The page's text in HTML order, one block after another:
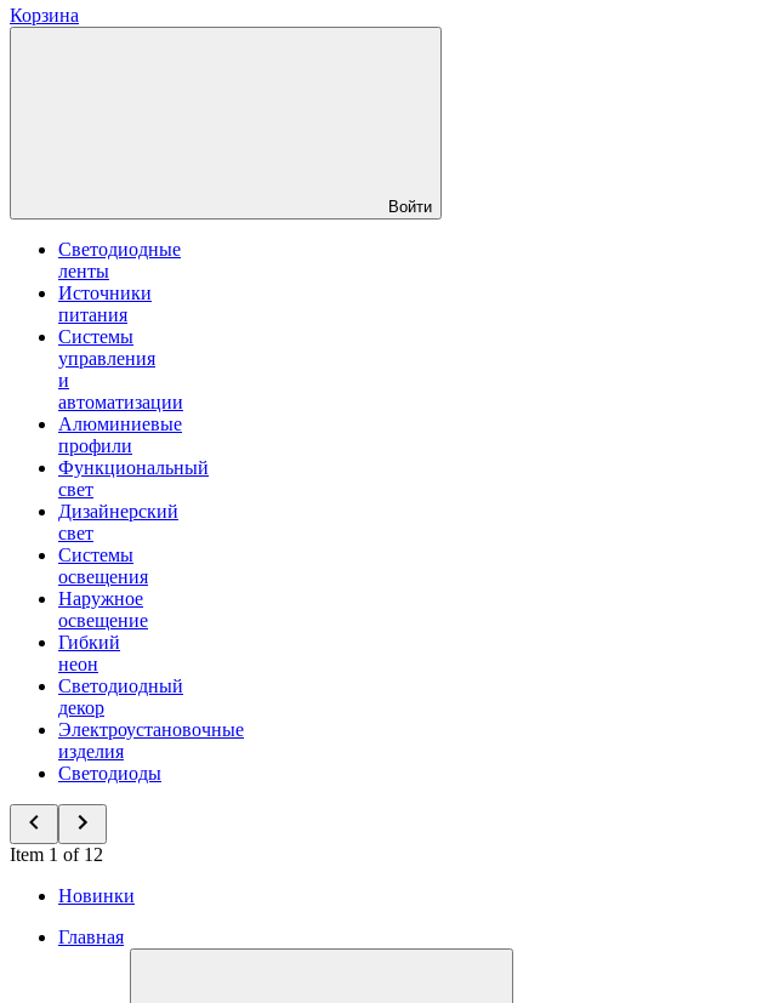
Корзина
Войти
Светодиодные
ленты
Источники
питания
Системы
управления
и
автоматизации
Алюминиевые
профили
Функциональный
свет
Дизайнерский
свет
Системы
освещения
Наружное
освещение
Гибкий
неон
Светодиодный
декор
Электроустановочные
изделия
Светодиоды
Item 1 of 12
Новинки
Главная